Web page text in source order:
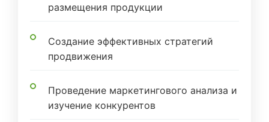
размещения продукции
Создание эффективных стратегий
продвижения
Проведение маркетингового анализа и
изучение конкурентов